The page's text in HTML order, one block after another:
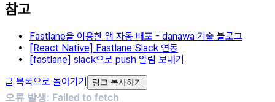
참고
Fastlane을 이용한 앱 자동 배포 - danawa 기술 블로그
[React Native] Fastlane Slack 연동
[fastlane] slack으로 push 알림 보내기
글 목록으로 돌아가기
링크 복사하기